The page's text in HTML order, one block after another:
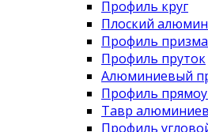
Профиль круг
Плоский
Профиль
Профиль пруток
Алюминиевый
Профиль
Тавр
Профиль